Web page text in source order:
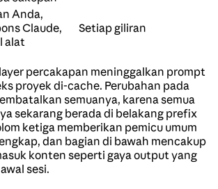
Anda,
Claude,
alat
Setiap giliran
percakapan meninggalkan prompt
proyek di-cache. Perubahan pada
semuanya, karena semua
sekarang berada di belakang prefix
ketiga memberikan pemicu umum
dan bagian di bawah mencakup
konten seperti gaya output yang
sesi.